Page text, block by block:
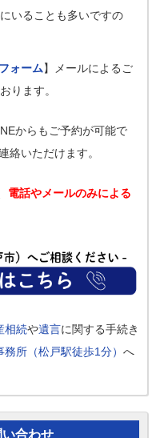
いることも多いですの
ォーム】メールによるご
ります。
からもご予約が可能で
絡いただけます。
電話やメールのみによる
相続や遺言に関する手続き
所（松戸駅徒歩1分） へ
合わせ